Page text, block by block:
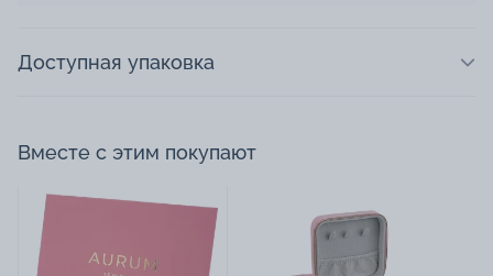
Доступная упаковка
Вместе с этим покупают